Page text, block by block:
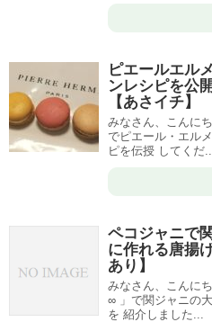
ピエールエル
ンレシピを公
【あさイチ】
みなさん、こんに
でピエール・エル
ピを伝授 してくだ
ペコジャニで
に作れる唐揚
あり】
みなさん、こんに
∞ 」で関ジャニの
を 紹介しました...